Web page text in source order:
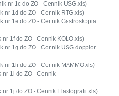
nr 1c do ZO - Cennik USG.xls)
nr 1d do ZO - Cennik RTG.xls)
nr 1e do ZO - Cennik Gastroskopia
nr 1f do ZO - Cennik KOLO.xls)
nr 1g do ZO - Cennik USG doppler
nr 1h do ZO - Cennik MAMMO.xls)
nr 1i do ZO - Cennik
nr 1j do ZO - Cennik Elastografii.xls)